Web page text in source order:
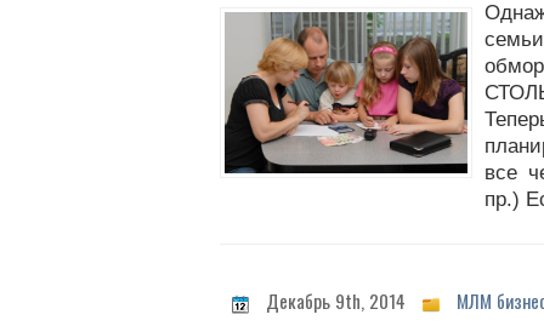
все
пр.)
Декабрь 9th, 2014 МЛМ